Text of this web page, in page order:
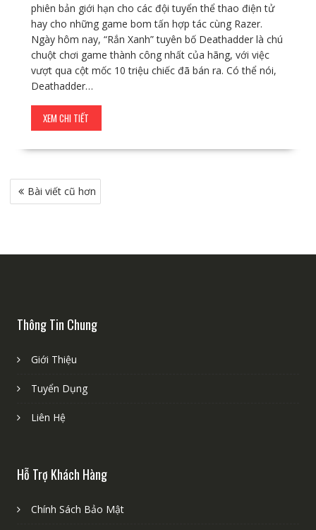
phiên bản giới hạn cho các đội tuyển thể thao điện tử
hay cho những game bom tấn hợp tác cùng Razer.
Ngày hôm nay, “Rắn Xanh” tuyên bố Deathadder là chú
chuột chơi game thành công nhất của hãng, với việc
vượt qua cột mốc 10 triệu chiếc đã bán ra. Có thể nói,
Deathadder…
XEM CHI TIẾT
Điều
hướng
Bài viết cũ hơn
Thông Tin Chung
Giới Thiệu
Tuyển Dụng
Liên Hệ
Hỗ Trợ Khách Hàng
Chính Sách Bảo Mật